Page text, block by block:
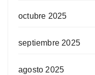
octubre 2025
septiembre 2025
agosto 2025